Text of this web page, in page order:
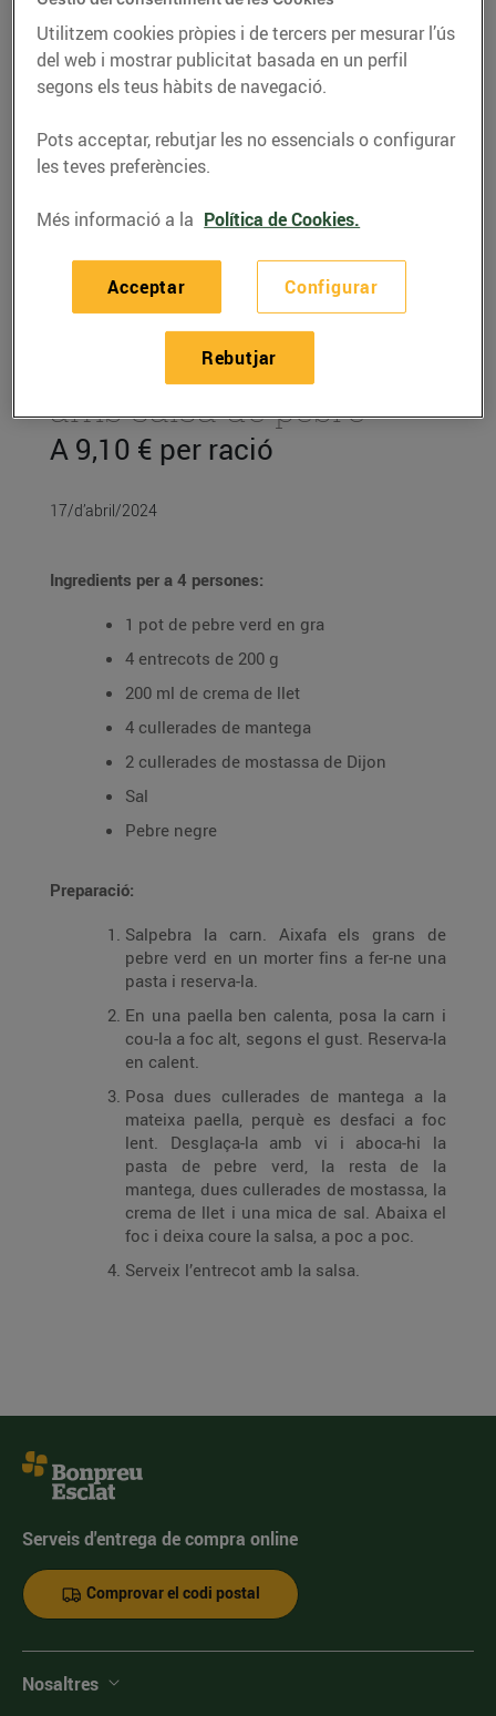
RECEPTES
Entrecot de vedella
amb salsa de pebre
A 9,10 € per ració
17/d’abril/2024
Ingredients per a 4 persones:
1 pot de pebre verd en gra
4 entrecots de 200 g
200 ml de crema de llet
4 cullerades de mantega
2 cullerades de mostassa de Dijon
Sal
Pebre negre
Preparació:
Salpebra la carn. Aixafa els grans de
pebre verd en un morter fins a fer-ne una
pasta i reserva-la.
En una paella ben calenta, posa la carn i
cou-la a foc alt, segons el gust. Reserva-la
en calent.
Posa dues cullerades de mantega a la
mateixa paella, perquè es desfaci a foc
lent. Desglaça-la amb vi i aboca-hi la
pasta de pebre verd, la resta de la
mantega, dues cullerades de mostassa, la
crema de llet i una mica de sal. Abaixa el
foc i deixa coure la salsa, a poc a poc.
Serveix l’entrecot amb la salsa.
Serveis d'entrega de compra online
Comprovar el codi postal
Nosaltres
Utilitzem cookies pròpies i de tercers per mesurar l’ús
del web i mostrar publicitat basada en un perfil
segons els teus hàbits de navegació.
Pots acceptar, rebutjar les no essencials o configurar
les teves preferències.
Més informació a la Política de Cookies.
Configurar
Rebutjar
Acceptar